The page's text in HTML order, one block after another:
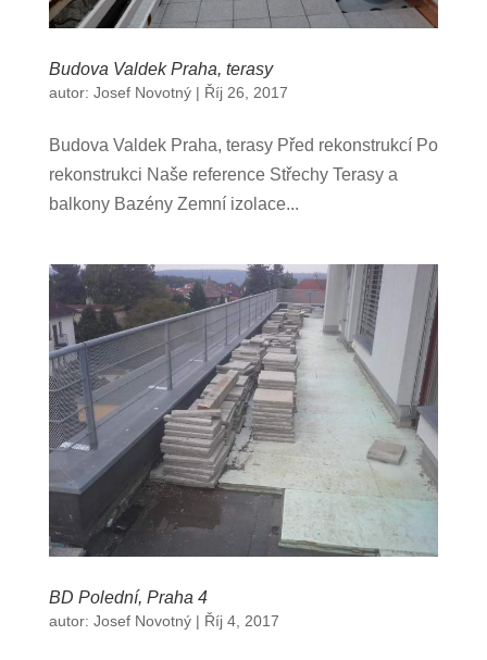
Budova Valdek Praha, terasy
autor: Josef Novotný| Říj 26, 2017
Budova Valdek Praha, terasy Před rekonstrukcí Po
rekonstrukci Naše reference Střechy Terasy a
balkony Bazény Zemní izolace...
BD Polední, Praha 4
autor: Josef Novotný| Říj 4, 2017